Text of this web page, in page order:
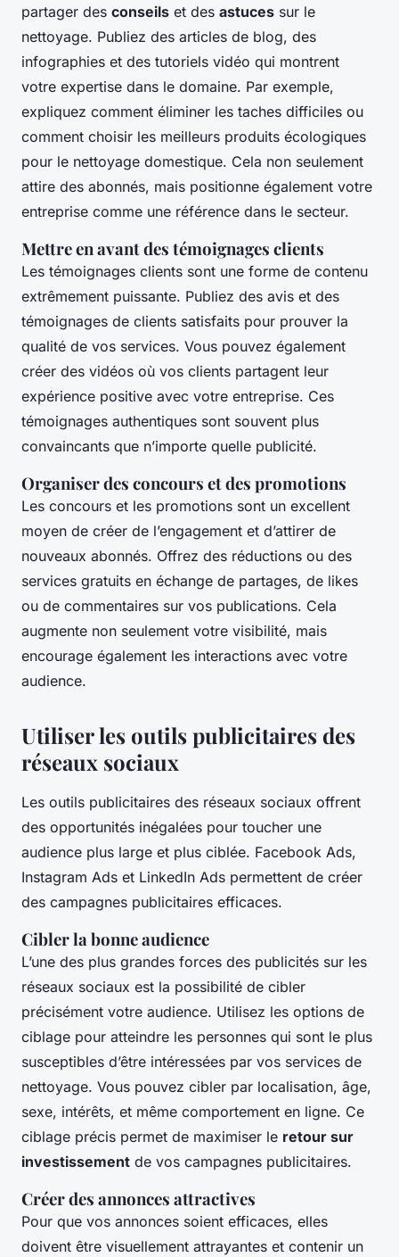
partager des conseils et des astuces sur le
nettoyage. Publiez des articles de blog, des
infographies et des tutoriels vidéo qui montrent
votre expertise dans le domaine. Par exemple,
expliquez comment éliminer les taches difficiles ou
comment choisir les meilleurs produits écologiques
pour le nettoyage domestique. Cela non seulement
attire des abonnés, mais positionne également votre
entreprise comme une référence dans le secteur.
Mettre en avant des témoignages clients
Les témoignages clients sont une forme de contenu
extrêmement puissante. Publiez des avis et des
témoignages de clients satisfaits pour prouver la
qualité de vos services. Vous pouvez également
créer des vidéos où vos clients partagent leur
expérience positive avec votre entreprise. Ces
témoignages authentiques sont souvent plus
convaincants que n’importe quelle publicité.
Organiser des concours et des promotions
Les concours et les promotions sont un excellent
moyen de créer de l’engagement et d’attirer de
nouveaux abonnés. Offrez des réductions ou des
services gratuits en échange de partages, de likes
ou de commentaires sur vos publications. Cela
augmente non seulement votre visibilité, mais
encourage également les interactions avec votre
audience.
Utiliser les outils publicitaires des
réseaux sociaux
Les outils publicitaires des réseaux sociaux offrent
des opportunités inégalées pour toucher une
audience plus large et plus ciblée. Facebook Ads,
Instagram Ads et LinkedIn Ads permettent de créer
des campagnes publicitaires efficaces.
Cibler la bonne audience
L’une des plus grandes forces des publicités sur les
réseaux sociaux est la possibilité de cibler
précisément votre audience. Utilisez les options de
ciblage pour atteindre les personnes qui sont le plus
susceptibles d’être intéressées par vos services de
nettoyage. Vous pouvez cibler par localisation, âge,
sexe, intérêts, et même comportement en ligne. Ce
ciblage précis permet de maximiser le retour sur
investissement de vos campagnes publicitaires.
Créer des annonces attractives
Pour que vos annonces soient efficaces, elles
doivent être visuellement attrayantes et contenir un